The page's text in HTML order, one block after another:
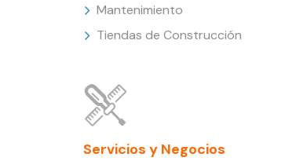
Mantenimiento
Tiendas de Construcción
Servicios y Negocios